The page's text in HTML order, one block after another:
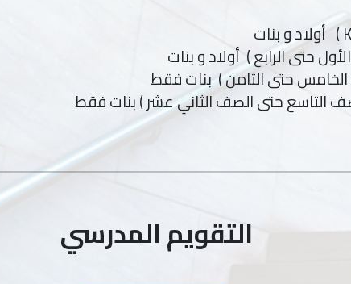
حتى الرابع ) أولاد و بنات
حتى الثامن ) بنات فقط
التاسع حتى الصف الثاني عشر ) بنات فقط
التقويم المدرسي